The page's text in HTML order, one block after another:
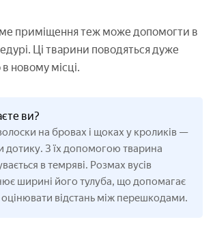
приміщення теж може допомогти в
Ці тварини поводяться дуже
в новому місці.
ви?
на бровах і щоках у кроликів —
дотику. З їх допомогою тварина
в темряві. Розмах вусів
ширині його тулуба, що допомагає
оцінювати відстань між перешкодами.